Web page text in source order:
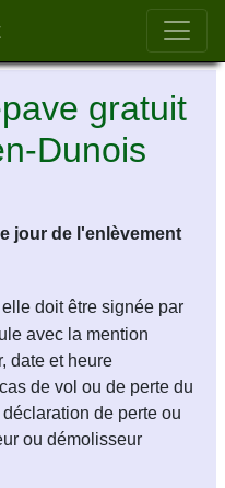
Bar
gratuit
Dunois
jour de l'enlèvement
doit être signée par
avec la mention
date et heure
de vol ou de perte du
de perte ou
ou démolisseur